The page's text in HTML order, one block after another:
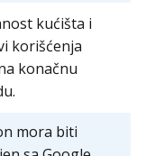
kućišta i
korišćenja
konačnu
mora biti